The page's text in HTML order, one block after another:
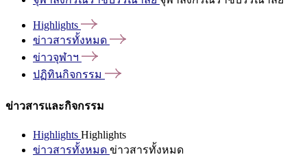
Highlights
ข่าวสารทั้งหมด
ข่าวจุฬาฯ
ปฏิทินกิจกรรม
ข่าวสารและกิจกรรม
Highlights Highlights
ข่าวสารทั้งหมด ข่าวสารทั้งหมด